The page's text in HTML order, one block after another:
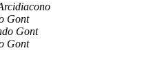
Gont
Gont
Gont